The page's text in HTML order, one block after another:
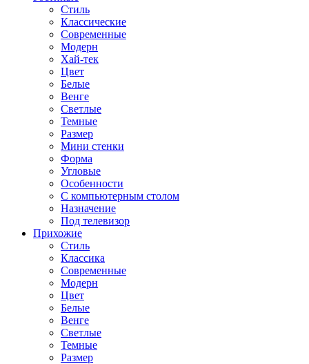
Стиль
Классические
Современные
Модерн
Хай-тек
Цвет
Белые
Венге
Светлые
Темные
Размер
Мини стенки
Форма
Угловые
Особенности
С компьютерным столом
Назначение
Под телевизор
Прихожие
Стиль
Классика
Современные
Модерн
Цвет
Белые
Венге
Светлые
Темные
Размер